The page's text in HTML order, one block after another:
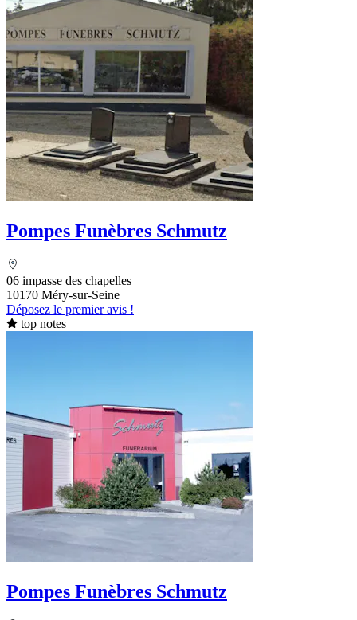
Pompes Funèbres Schmutz
06 impasse des chapelles
10170 Méry-sur-Seine
Déposez le premier avis !
top notes
Pompes Funèbres Schmutz